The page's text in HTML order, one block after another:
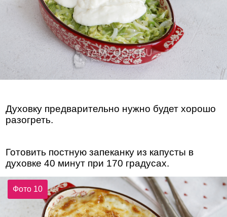
Духовку предварительно нужно будет хорошо
разогреть.
Готовить постную запеканку из капусты в
духовке 40 минут при 170 градусах.
Фото 10